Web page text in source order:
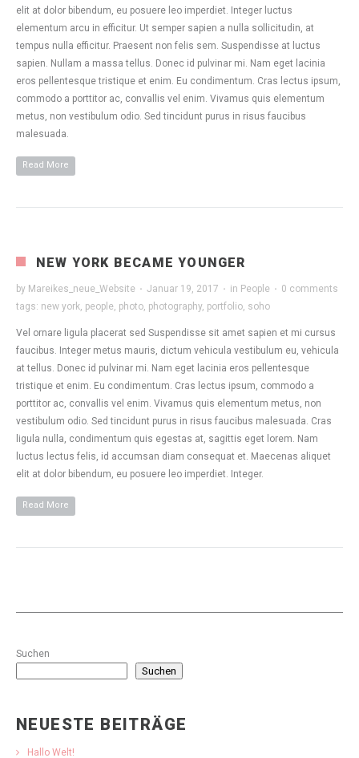
elit at dolor bibendum, eu posuere leo imperdiet. Integer luctus
elementum arcu in efficitur. Ut semper sapien a nulla sollicitudin, at
tempus nulla efficitur. Praesent non felis sem. Suspendisse at luctus
sapien. Nullam a massa tellus. Donec id pulvinar mi. Nam eget lacinia
eros pellentesque tristique et enim. Eu condimentum. Cras lectus ipsum,
commodo a porttitor ac, convallis vel enim. Vivamus quis elementum
metus, non vestibulum odio. Sed tincidunt purus in risus faucibus
malesuada.
Read More
NEW YORK BECAME YOUNGER
by Mareikes_neue_Website · Januar 19, 2017 · in People · 0 comments
tags: new york, people, photo, photography, portfolio, soho
Vel ornare ligula placerat sed Suspendisse sit amet sapien et mi cursus
faucibus. Integer metus mauris, dictum vehicula vestibulum eu, vehicula
at tellus. Donec id pulvinar mi. Nam eget lacinia eros pellentesque
tristique et enim. Eu condimentum. Cras lectus ipsum, commodo a
porttitor ac, convallis vel enim. Vivamus quis elementum metus, non
vestibulum odio. Sed tincidunt purus in risus faucibus malesuada. Cras
ligula nulla, condimentum quis egestas at, sagittis eget lorem. Nam
luctus lectus felis, id accumsan diam consequat et. Maecenas aliquet
elit at dolor bibendum, eu posuere leo imperdiet. Integer.
Read More
Suchen
Suchen
NEUESTE BEITRÄGE
Hallo Welt!